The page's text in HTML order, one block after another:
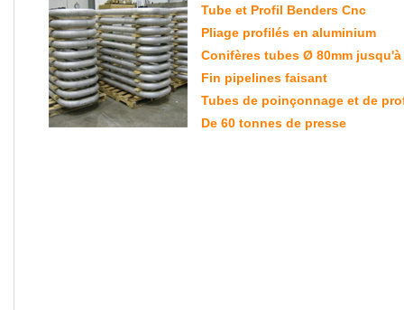
Tube et Profil Benders Cnc
Pliage profilés en aluminium
Conifères tubes Ø 80mm jusqu'à
Fin pipelines faisant
Tubes de poinçonnage et de
De 60 tonnes de presse